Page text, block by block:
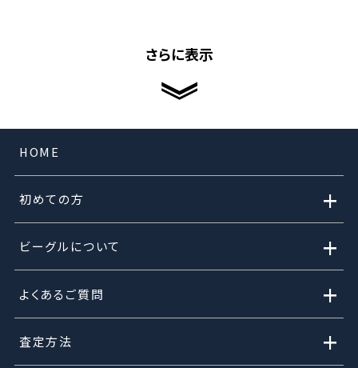
さらに表示
HOME
初めての方 +
ビーグルについて +
よくあるご質問 +
査定方法 +